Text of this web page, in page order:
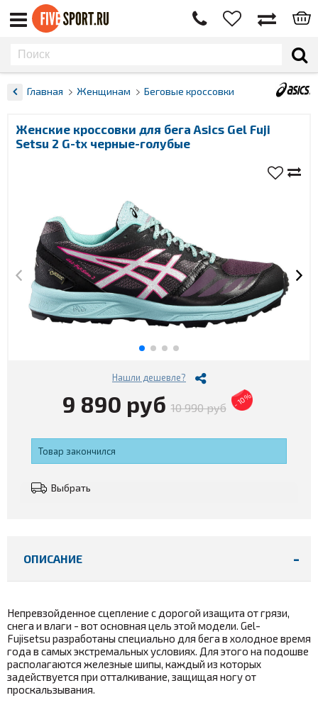
Главная Женщинам Беговые кроссовки
Женские кроссовки для бега Asics Gel Fuji
Setsu 2 G-tx черные-голубые
Нашли дешевле?
9 890 руб 10 990 руб - 10%
Товар закончился
Выбрать
ОПИСАНИЕ
Непревзойденное сцепление с дорогой изащита от грязи,
снега и влаги - вот основная цель этой модели. Gel-
Fujisetsu разработаны специально для бега в холодное время
года в самых экстремальных условиях. Для этого на подошве
располагаются железные шипы, каждый из которых
задействуется при отталкивание, защищая ногу от
проскальзывания.